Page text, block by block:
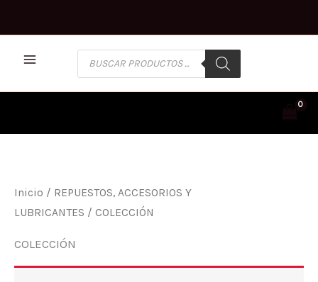
Inicio / REPUESTOS, ACCESORIOS Y
LUBRICANTES / COLECCIÓN
COLECCIÓN